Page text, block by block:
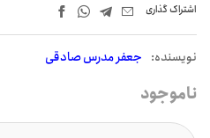
اشتراک‌ گذاری
نويسنده: جعفر مدرس صادقی
ناموجود